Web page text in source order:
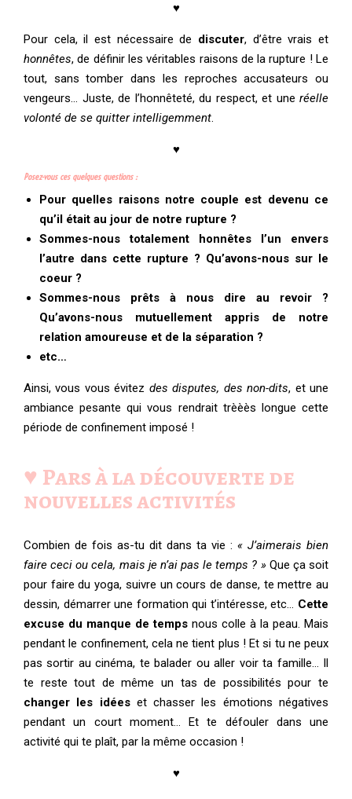
♥
Pour cela, il est nécessaire de discuter, d’être vrais et
honnêtes, de définir les véritables raisons de la rupture ! Le
tout, sans tomber dans les reproches accusateurs ou
vengeurs… Juste, de l’honnêteté, du respect, et une réelle
volonté de se quitter intelligemment.
♥
Posez-vous ces quelques questions :
Pour quelles raisons notre couple est devenu ce
qu’il était au jour de notre rupture ?
Sommes-nous totalement honnêtes l’un envers
l’autre dans cette rupture ? Qu’avons-nous sur le
coeur ?
Sommes-nous prêts à nous dire au revoir ?
Qu’avons-nous mutuellement appris de notre
relation amoureuse et de la séparation ?
etc…
Ainsi, vous vous évitez des disputes, des non-dits, et une
ambiance pesante qui vous rendrait trèèès longue cette
période de confinement imposé !
♥️ Pars à la découverte de
nouvelles activités
Combien de fois as-tu dit dans ta vie : « J’aimerais bien
faire ceci ou cela, mais je n’ai pas le temps ? »Que ça soit
pour faire du yoga, suivre un cours de danse, te mettre au
dessin, démarrer une formation qui t’intéresse, etc… Cette
excuse du manque de temps nous colle à la peau. Mais
pendant le confinement, cela ne tient plus ! Et si tu ne peux
pas sortir au cinéma, te balader ou aller voir ta famille… Il
te reste tout de même un tas de possibilités pour te
changer les idéeset chasser les émotions négatives
pendant un court moment… Et te défouler dans une
activité qui te plaît, par la même occasion !
♥